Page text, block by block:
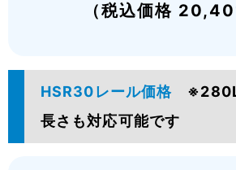
（税込価格
HSR30レール価格
長さも対応可能です